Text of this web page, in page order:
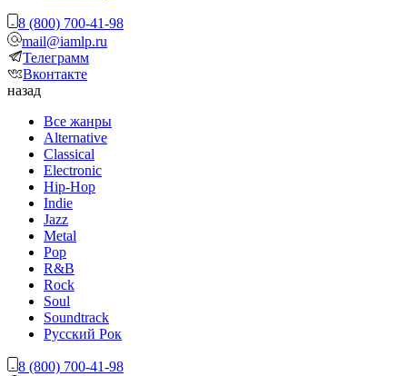
8 (800) 700-41-98
mail@iamlp.ru
Телеграмм
Вконтакте
назад
Все жанры
Alternative
Classical
Electronic
Hip-Hop
Indie
Jazz
Metal
Pop
R&B
Rock
Soul
Soundtrack
Русский Рок
8 (800) 700-41-98